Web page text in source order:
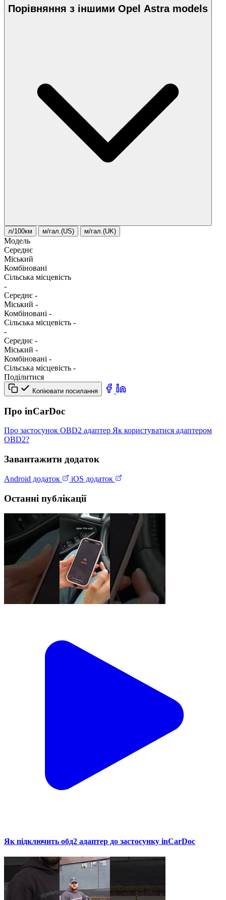
Порівняння з іншими Opel Astra models
л/100км м/гал.(US) м/гал.(UK)
Модель
Середнє
Міський
Комбіновані
Сільська місцевість
-
Середнє -
Міський -
Комбіновані -
Сільська місцевість -
-
Середнє -
Міський -
Комбіновані -
Сільська місцевість -
Поділитися
Копіювати посилання
Про inCarDoc
Про застосунок OBD2 адаптер Як користуватися адаптером
OBD2?
Завантажити додаток
Android додаток iOS додаток
Останні публікації
Як підключить обд2 адаптер до застосунку inCarDoc